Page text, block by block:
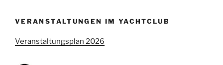
VERANSTALTUNGEN IM YACHTCLUB
Veranstaltungsplan 2026